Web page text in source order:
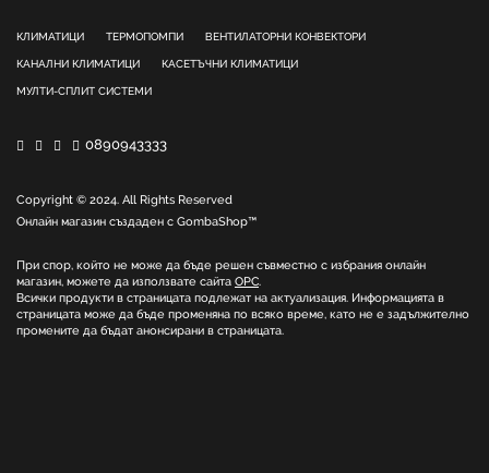
КЛИМАТИЦИ ТЕРМОПОМПИ ВЕНТИЛАТОРНИ КОНВЕКТОРИ
КАНАЛНИ КЛИМАТИЦИ КАСЕТЪЧНИ КЛИМАТИЦИ
МУЛТИ-СПЛИТ СИСТЕМИ
0890943333
Copyright © 2024. All Rights Reserved
Онлайн магазин създаден с GombaShop™
При спор, който не може да бъде решен съвместно с избрания онлайн
магазин, можете да използвате сайта ОРС.
Всички продукти в страницата подлежат на актуализация. Информацията в
страницата може да бъде променяна по всяко време, като не е задължително
промените да бъдат анонсирани в страницата.